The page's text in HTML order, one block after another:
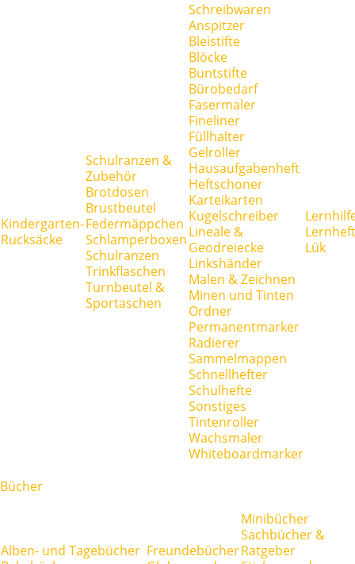
Kindergarten-
Rucksäcke
Schulranzen &
Zubehör
Brotdosen
Brustbeutel
Federmäppchen
Schlamperboxen
Schulranzen
Trinkflaschen
Turnbeutel &
Sportaschen
Schreibwaren
Anspitzer
Bleistifte
Blöcke
Buntstifte
Bürobedarf
Fasermaler
Fineliner
Füllhalter
Gelroller
Hausaufgabenheft
Heftschoner
Karteikarten
Kugelschreiber
Lineale &
Geodreiecke
Linkshänder
Malen & Zeichnen
Minen und Tinten
Ordner
Permanentmarker
Radierer
Sammelmappen
Schnellhefter
Schulhefte
Sonstiges
Tintenroller
Wachsmaler
Whiteboardmarker
Lük
Bücher
Alben- und Tagebücher Freundebücher
Minibücher
Sachbücher &
Ratgeber